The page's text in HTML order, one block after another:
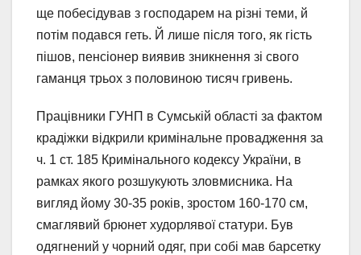
ще побесідував з господарем на різні теми, й
потім подався геть. Й лише після того, як гість
пішов, пенсіонер виявив зникнення зі свого
гаманця трьох з половиною тисяч гривень.
Працівники ГУНП в Сумській області за фактом
крадіжки відкрили кримінальне провадження за
ч. 1 ст. 185 Кримінального кодексу України, в
рамках якого розшукують зловмисника. На
вигляд йому 30-35 років, зростом 160-170 см,
смаглявий брюнет худорлявої статури. Був
одягнений у чорний одяг, при собі мав барсетку